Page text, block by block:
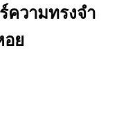
ความทรงจำ
อย